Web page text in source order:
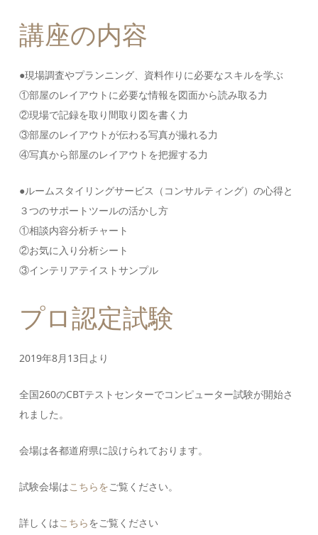
講座の内容
●現場調査やプランニング、資料作りに必要なスキルを学ぶ
①部屋のレイアウトに必要な情報を図面から読み取る力
②現場で記録を取り間取り図を書く力
③部屋のレイアウトが伝わる写真が撮れる力
④写真から部屋のレイアウトを把握する力
●ルームスタイリングサービス（コンサルティング）の心得と
３つのサポートツールの活かし方
①相談内容分析チャート
②お気に入り分析シート
③インテリアテイストサンプル
プロ認定試験
2019年8月13日より
全国260のCBTテストセンターでコンピューター試験が開始さ
れました。
会場は各都道府県に設けられております。
試験会場はこちらをご覧ください。
詳しくはこちらをご覧ください